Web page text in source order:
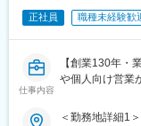
給与、公営企業
を企画、開発及
■組織構成：
ソリューショ
40名程度在籍
心して入社いた
・自治体向けIT
正社員 職種未経験歓
仕事内容
【創業130年・
や個人向け営業
均勤続年数20
＜勤務地詳細1